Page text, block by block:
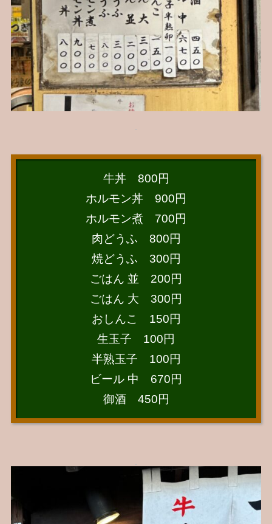
牛丼 800円
ホルモン丼 900円
ホルモン煮 700円
肉どうふ 800円
焼どうふ 300円
ごはん 並 200円
ごはん 大 300円
おしんこ 150円
生玉子 100円
半熟玉子 100円
ビール 中 670円
御酒 450円